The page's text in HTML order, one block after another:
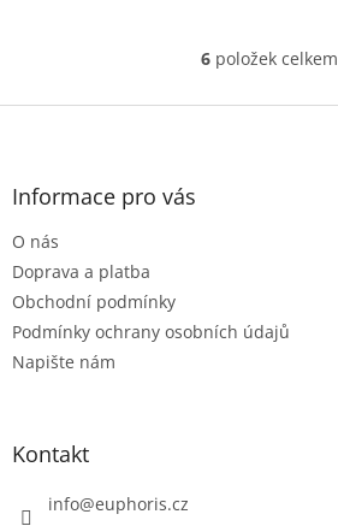
O
l
k
y
6 položek celkem
Z
Informace pro vás
O nás
Doprava a platba
Obchodní podmínky
Podmínky ochrany osobních údajů
Napište nám
Kontakt
info@euphoris.cz